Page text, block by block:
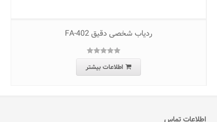
ردیاب شخصی دقیق FA-402
امتیاز5.00از
5
اطلاعات بیشتر
اطلاعات تماس